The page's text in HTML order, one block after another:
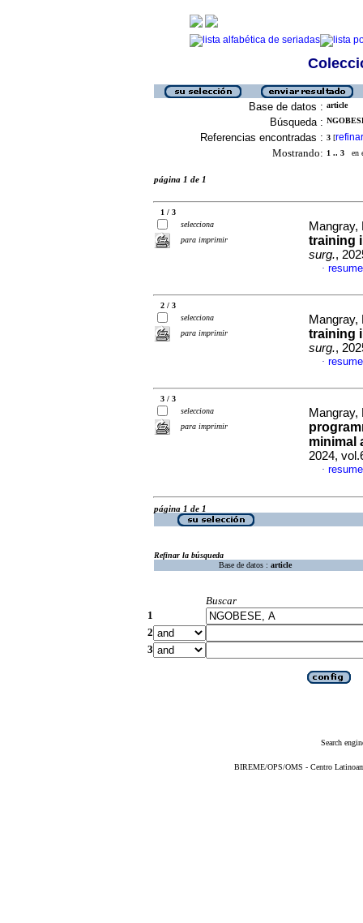
Base de datos : article
Búsqueda :
Referencias encontradas : 3 [refinar
Mostrando: 1 .. 3 en
página 1 de 1
1 / 3
selecciona
para imprimir
training
surg.,
·
2 / 3
selecciona
para imprimir
training
surg.,
·
3 / 3
selecciona
para imprimir
minimal
2024,
·
página 1 de 1
Refinar la búsqueda
Base de datos : article
Buscar
1
2
3
Search
BIREME/OPS/OMS - Centro